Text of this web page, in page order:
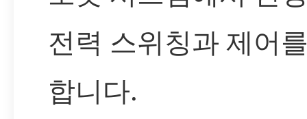
전력 스위칭과 제어
합니다.